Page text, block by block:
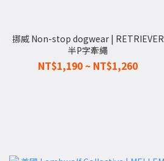
挪威 Non-stop dogwear | RETRIEVER
半P字牽繩
NT$1,190 ~ NT$1,260